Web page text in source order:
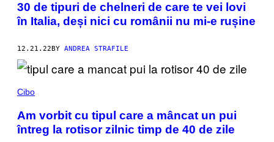
30 de tipuri de chelneri de care te vei lovi
în Italia, deși nici cu românii nu mi-e rușine
12.21.22BY ANDREA STRAFILE
Cibo
Am vorbit cu tipul care a mâncat un pui
întreg la rotisor zilnic timp de 40 de zile